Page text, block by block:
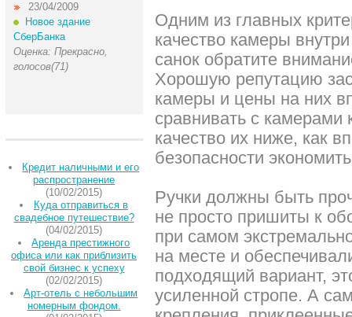
23/04/2009
Новое здание
СберБанка
Оценка: Прекрасно,
голосов(71)
Кредит наличными и его
распространение
(10/02/2015)
Куда отправиться в
свадебное путешествие?
(04/02/2015)
Аренда престижного
офиса или как приблизить
свой бизнес к успеху
(02/02/2015)
Арт-отель с небольшим
номерным фондом.
Одним из главных
качество камеры
санок обратите
Хорошую репутацию
камеры и цены на них
сравнивать с камерами
качество их ниже, как
безопасности
Ручки должны быть
не просто пришиты к
при самом
на месте и
подходящий вариант,
усиленной стропе. А